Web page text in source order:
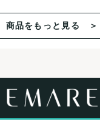
商品をもっと見る ＞